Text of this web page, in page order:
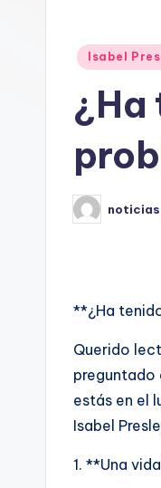
Publicado
Isabel
¿Ha
Publicado
por
noticias
**¿Ha
Querido
preguntado
estás en el
Isabel
1. **Una